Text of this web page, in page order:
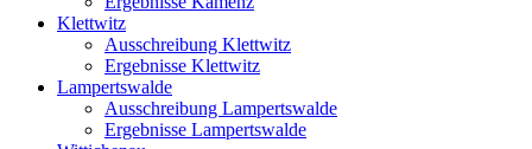
Klettwitz
Ausschreibung Klettwitz
Ergebnisse Klettwitz
Lampertswalde
Ausschreibung Lampertswalde
Ergebnisse Lampertswalde